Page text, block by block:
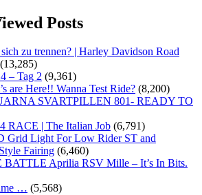
Posts
zu trennen? | Harley Davidson Road
(13,285)
– Tag 2 (9,361)
are Here!! Wanna Test Ride? (8,200)
SVARTPILLEN 801- READY TO
RACE | The Italian Job (6,791)
Grid Light For Low Rider ST and
Fairing (6,460)
Aprilia RSV Mille – It’s In Bits.
… (5,568)